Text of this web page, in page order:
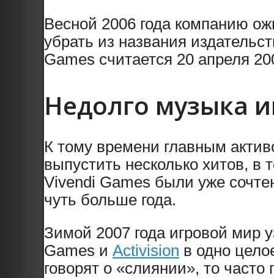
Весной 2006 года компанию
убрать из названия
Games считается 20 апреля
Недолго музыка
К тому времени главным
выпустить несколько хитов,
Vivendi Games были уже
чуть больше года.
Зимой 2007 года игровой мир
Games и Activision в одно
говорят о «слиянии», то